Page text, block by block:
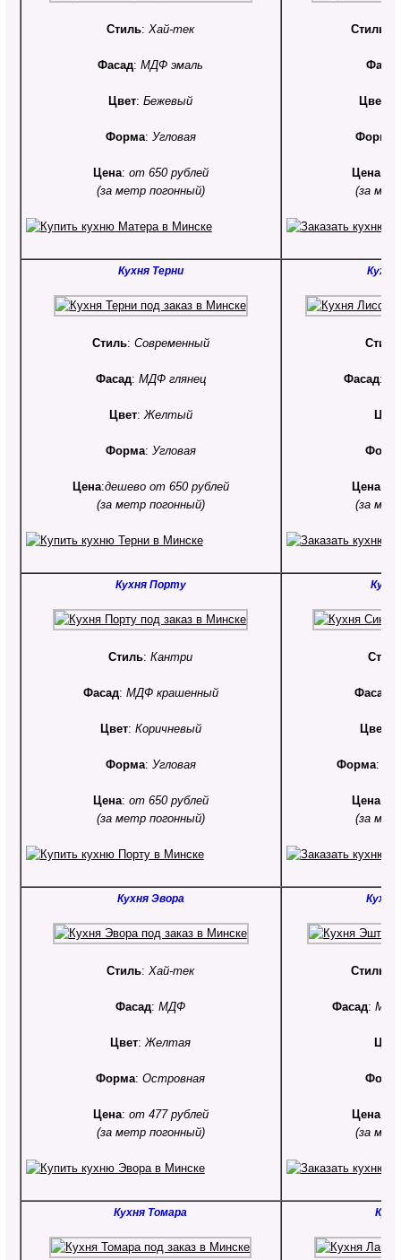
Стиль:Хай-тек
Фасад:МДФ эмаль
Цвет:Бежевый
Форма: Угловая
Цена: от 650 рублей
(за метр погонный)
Стиль
Цвет
Форма
Цена:
(за
Кухня Терни
Стиль: Современный
Фасад: МДФ глянец
Цвет:Желтый
Форма: Угловая
Цена:дешево от 650 рублей
(за метр погонный)
Кухня
Стиль
Фасад:
Цена:
(за
Кухня Порту
Стиль:Кантри
Фасад: МДФ крашенный
Цвет: Коричневый
Форма: Угловая
Цена: от 650 рублей
(за метр погонный)
Фасад
Цвет
Форма:
Цена:
(за
Кухня Эвора
Стиль:Хай-тек
Фасад:МДФ
Цвет:Желтая
Форма:Островная
Цена: от 477 рублей
(за метр погонный)
Стиль
Фасад:МДФ
Цена:
(за
Кухня Томара